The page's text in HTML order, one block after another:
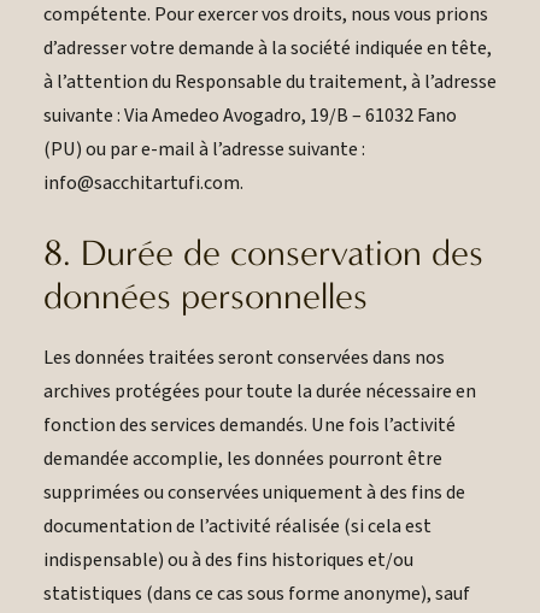
compétente. Pour exercer vos droits, nous vous prions
d’adresser votre demande à la société indiquée en tête,
à l’attention du Responsable du traitement, à l’adresse
suivante : Via Amedeo Avogadro, 19/B – 61032 Fano
(PU) ou par e-mail à l’adresse suivante :
info@sacchitartufi.com.
8. Durée de conservation des
données personnelles
Les données traitées seront conservées dans nos
archives protégées pour toute la durée nécessaire en
fonction des services demandés. Une fois l’activité
demandée accomplie, les données pourront être
supprimées ou conservées uniquement à des fins de
documentation de l’activité réalisée (si cela est
indispensable) ou à des fins historiques et/ou
statistiques (dans ce cas sous forme anonyme), sauf